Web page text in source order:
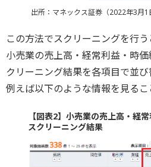
出所：マネックス証券（2022年3月1
この方法でスクリーニングを行
小売業の売上高・経常利益・時
クリーニング結果を各項目で並び
例えば以下のような情報を見るこ
【図表2】小売業の売上高・経
スクリーニング結果